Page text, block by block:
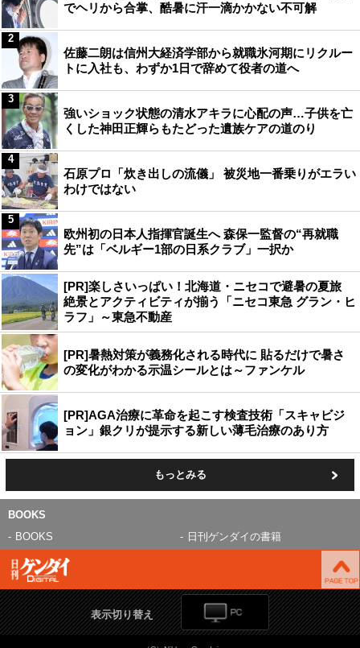
でヘリから合掌、酷暑に汗一滴かかない不可解
佐藤二朗は信州大経済学部から就職氷河期にリクルー
トに入社も、わずか1日で辞めて役者の道へ
2
強いショック状態の清水アキラに心配の声…子供を亡
くした神田正輝らもたどった遺族ケアの道のり
3
石原プロ「炊き出しの流儀」 被災地一番乗りがエラい
わけではない
4
欧州初の日本人指揮官誕生へ 森保一監督の“再就職
先”は「ベルギー1部の日系クラブ」一択か
5
[PR]楽しさいっぱい！北海道・ニセコで避暑の夏旅
絶景とアクティビティが揃う「ニセコ東急 グラン・ヒ
ラフ」～東急不動産
[PR]暑熱対策が義務化される時代に 貼るだけで暑さ
の変化がわかる示温シールとは～ファンケル
[PR]AGA治療に革命を起こす検査技術「スキャビジ
ョン」銀クリが提示する新しい薄毛治療のあり方
もっとみる
BOOKS
BOOKS
日刊ゲンダイの書籍
表示切り替え